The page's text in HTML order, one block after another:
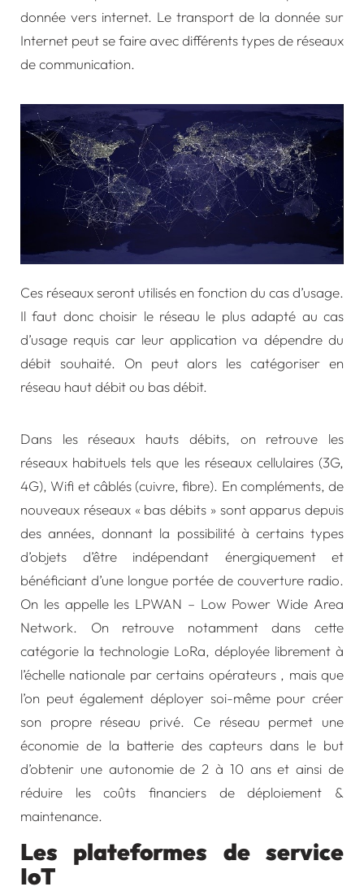
donnée vers internet. Le transport de la donnée sur
Internet peut se faire avec différents types de réseaux
de communication.
Ces réseaux seront utilisés en fonction du cas d’usage.
Il faut donc choisir le réseau le plus adapté au cas
d’usage requis car leur application va dépendre du
débit souhaité. On peut alors les catégoriser en
réseau haut débit ou bas débit.
Dans les réseaux hauts débits, on retrouve les
réseaux habituels tels que les réseaux cellulaires (3G,
4G), Wifi et câblés (cuivre, fibre). En compléments, de
nouveaux réseaux « bas débits » sont apparus depuis
des années, donnant la possibilité à certains types
d’objets d’être indépendant énergiquement et
bénéficiant d’une longue portée de couverture radio.
On les appelle les LPWAN – Low Power Wide Area
Network. On retrouve notamment dans cette
catégorie la technologie LoRa, déployée librement à
l’échelle nationale par certains opérateurs , mais que
l’on peut également déployer soi-même pour créer
son propre réseau privé. Ce réseau permet une
économie de la batterie des capteurs dans le but
d’obtenir une autonomie de 2 à 10 ans et ainsi de
réduire les coûts financiers de déploiement &
maintenance.
Les plateformes de service
IoT